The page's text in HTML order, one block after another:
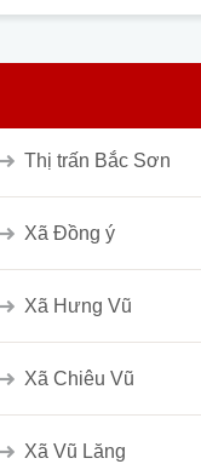
Thị trấn Bắc Sơn
Xã Đồng ý
Xã Hưng Vũ
Xã Chiêu Vũ
Xã Vũ Lăng